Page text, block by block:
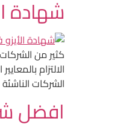
شهادة
كثير من
الالتزام
الشركات
افضل